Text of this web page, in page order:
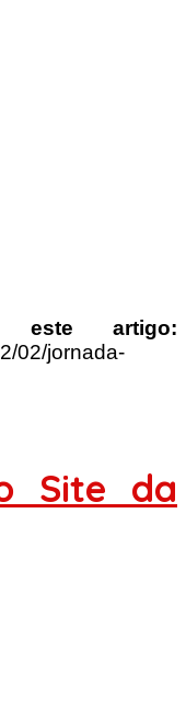
este artigo:
02/jornada-
Site da